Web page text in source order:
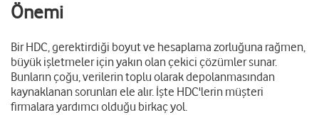
Önemi
Bir HDC, gerektirdiği boyut ve hesaplama zorluğuna rağmen,
büyük işletmeler için yakın olan çekici çözümler sunar.
Bunların çoğu, verilerin toplu olarak depolanmasından
kaynaklanan sorunları ele alır. İşte HDC'lerin müşteri
firmalara yardımcı olduğu birkaç yol.